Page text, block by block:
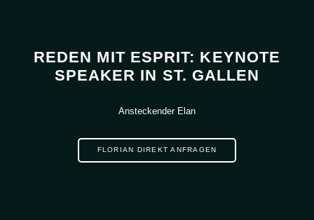
REDEN MIT ESPRIT: KEYNOTE
SPEAKER IN ST. GALLEN
Ansteckender Elan
FLORIAN DIREKT ANFRAGEN